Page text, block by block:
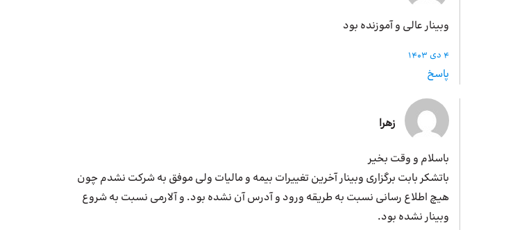
وبینار عالی و آموزنده بود
4 دی 1403
پاسخ
زهرا
باسلام و وقت بخیر
باتشکر بابت برگزاری وبینار آخرین تغییرات بیمه و مالیات ولی موفق به شرکت نشدم چون
هیچ اطلاع رسانی نسبت به طریقه ورود و آدرس آن نشده بود. و آلارمی نسبت به شروع
وبینار نشده بود.